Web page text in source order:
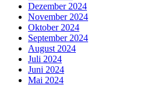
Dezember 2024
November 2024
Oktober 2024
September 2024
August 2024
Juli 2024
Juni 2024
Mai 2024